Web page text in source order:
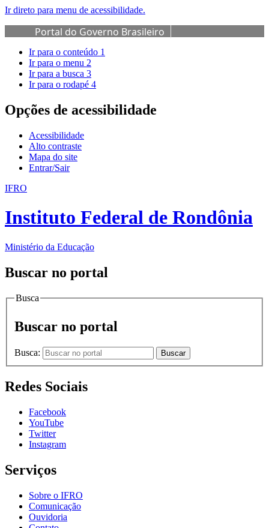
Ir direto para menu de acessibilidade.
Portal do Governo Brasileiro
Ir para o conteúdo 1
Ir para o menu 2
Ir para a busca 3
Ir para o rodapé 4
Opções de acessibilidade
Acessibilidade
Alto contraste
Mapa do site
Entrar/Sair
IFRO
Instituto Federal de Rondônia
Ministério da Educação
Buscar no portal
Busca
Buscar no portal
Busca: Buscar
Redes Sociais
Facebook
YouTube
Twitter
Instagram
Serviços
Sobre o IFRO
Comunicação
Ouvidoria